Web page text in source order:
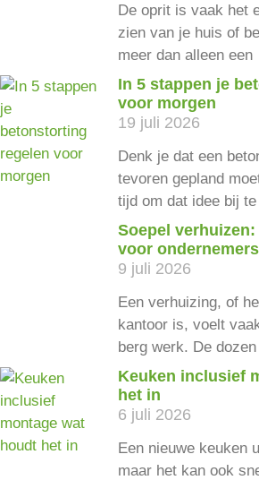
De oprit is vaak het
zien van je huis of
meer dan alleen een
In 5 stappen je
voor morgen
19 juli 2026
Denk je dat een
tevoren gepland
tijd om dat idee bij te
Soepel
voor ondernemers
9 juli 2026
Een verhuizing, of
kantoor is, voelt
berg werk. De dozen
Keuken inclusief
het in
6 juli 2026
Een nieuwe keuken
maar het kan ook